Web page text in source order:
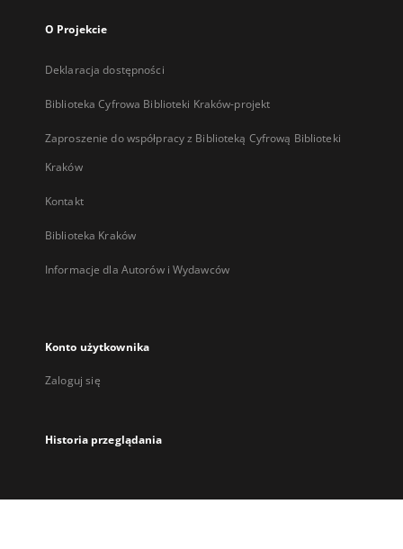
O Projekcie
Deklaracja dostępności
Biblioteka Cyfrowa Biblioteki Kraków-projekt
Zaproszenie do współpracy z Biblioteką Cyfrową Biblioteki
Kraków
Kontakt
Biblioteka Kraków
Informacje dla Autorów i Wydawców
Konto użytkownika
Zaloguj się
Historia przeglądania